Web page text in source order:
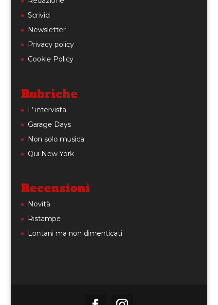
Scrivici
Newsletter
Privacy policy
Cookie Policy
Rubriche
L’ intervista
Garage Days
Non solo musica
Qui New York
Recensioni
Novità
Ristampe
Lontani ma non dimenticati